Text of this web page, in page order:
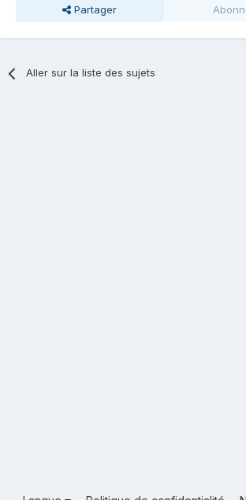
Partager
Aller sur la liste des sujets